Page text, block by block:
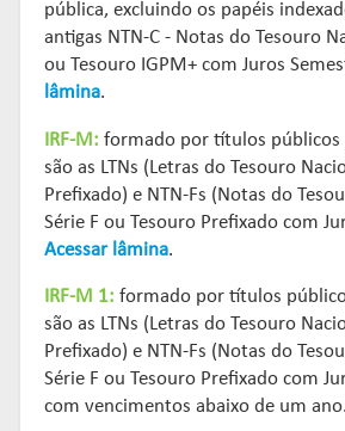
pública, excluindo os papéis
antigas NTN-C - Notas do Tesouro
ou Tesouro IGPM+ com Juros
lâmina.
IRF-M: formado por títulos públicos
são as LTNs (Letras do Tesouro
Prefixado) e NTN-Fs (Notas do
Série F ou Tesouro Prefixado com
Acessar lâmina.
IRF-M 1: formado por títulos
são as LTNs (Letras do Tesouro
Prefixado) e NTN-Fs (Notas do
Série F ou Tesouro Prefixado com
com vencimentos abaixo de um ano.